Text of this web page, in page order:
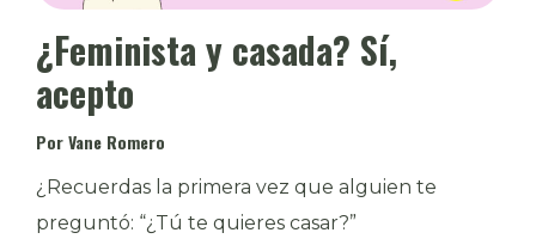
¿Feminista y casada? Sí,
acepto
Por Vane Romero
¿Recuerdas la primera vez que alguien te
preguntó: “¿Tú te quieres casar?”